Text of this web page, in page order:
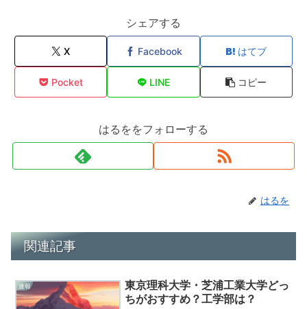
シェアする
X Facebook はてブ
Pocket LINE コピー
はるををフォローする
はるを
関連記事
速報
東京理科大学・芝浦工業大学どっ
ちがおすすめ？工学部は？